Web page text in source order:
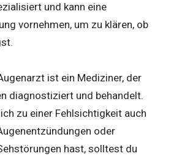
und kann eine
vornehmen, um zu klären, ob
ist ein Mediziner, der
diagnostiziert und behandelt.
zu einer Fehlsichtigkeit auch
oder
hast, solltest du